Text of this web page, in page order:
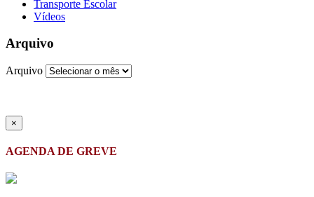
Transporte Escolar
Vídeos
Arquivo
Arquivo
×
AGENDA DE GREVE